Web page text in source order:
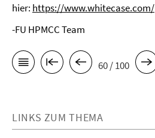
hier: https://www.whitecase.com/
-FU HPMCC Team
60 / 100
LINKS ZUM THEMA